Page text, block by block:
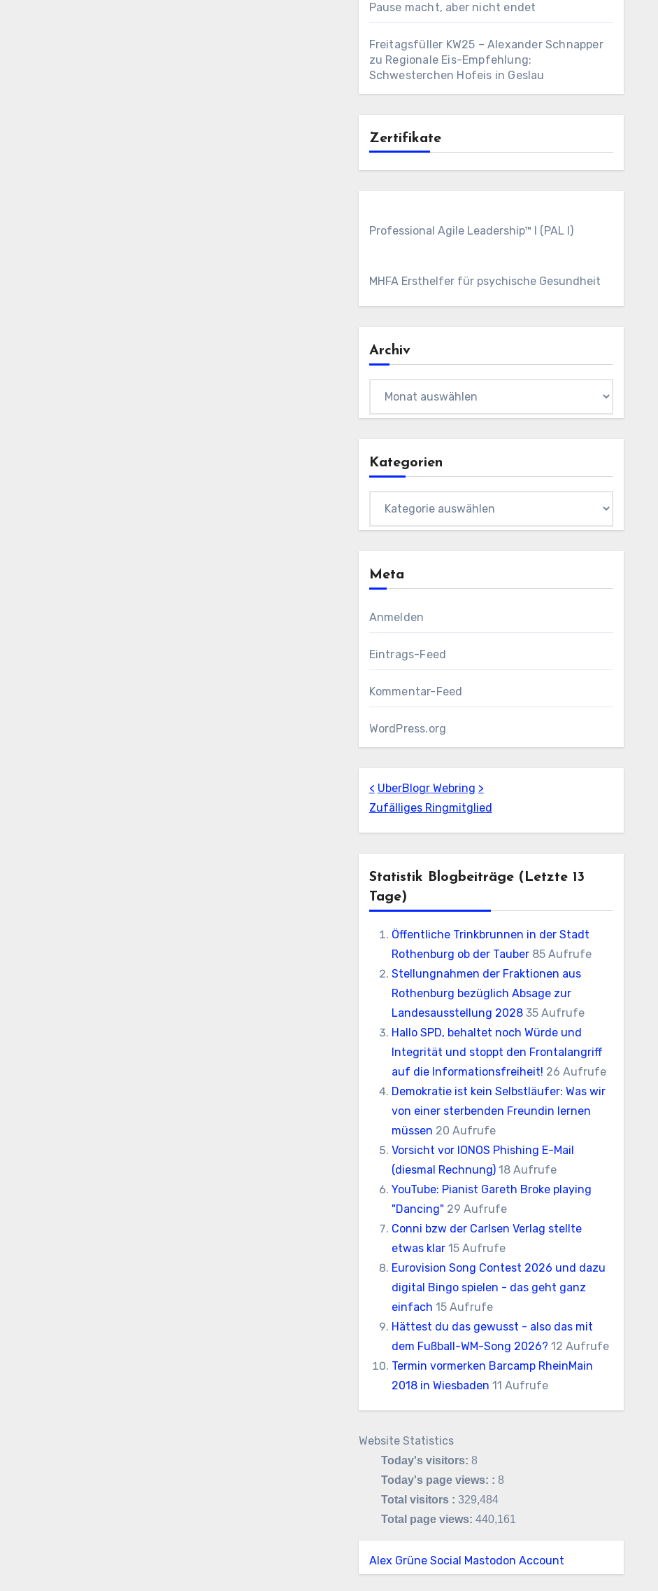
Pause macht, aber nicht endet
Freitagsfüller KW25 – Alexander Schnapper
zu Regionale Eis-Empfehlung:
Schwesterchen Hofeis in Geslau
Zertifikate
Professional Agile Leadership™ I (PAL I)
MHFA Ersthelfer für psychische Gesundheit
Archiv
Kategorien
Meta
Anmelden
Eintrags-Feed
Kommentar-Feed
WordPress.org
< UberBlogr Webring >
Zufälliges Ringmitglied
Statistik Blogbeiträge (letzte 13
Tage)
Öffentliche Trinkbrunnen in der Stadt
Rothenburg ob der Tauber 85 Aufrufe
Stellungnahmen der Fraktionen aus
Rothenburg bezüglich Absage zur
Landesausstellung 2028 35 Aufrufe
Hallo SPD, behaltet noch Würde und
Integrität und stoppt den Frontalangriff
auf die Informationsfreiheit! 26 Aufrufe
Demokratie ist kein Selbstläufer: Was wir
von einer sterbenden Freundin lernen
müssen 20 Aufrufe
Vorsicht vor IONOS Phishing E-Mail
(diesmal Rechnung) 18 Aufrufe
YouTube: Pianist Gareth Broke playing
"Dancing" 29 Aufrufe
Conni bzw der Carlsen Verlag stellte
etwas klar 15 Aufrufe
Eurovision Song Contest 2026 und dazu
digital Bingo spielen - das geht ganz
einfach 15 Aufrufe
Hättest du das gewusst - also das mit
dem Fußball-WM-Song 2026? 12 Aufrufe
Termin vormerken Barcamp RheinMain
2018 in Wiesbaden 11 Aufrufe
Website Statistics
Today's visitors: 8
Today's page views: : 8
Total visitors : 329,484
Total page views: 440,161
Alex Grüne Social Mastodon Account